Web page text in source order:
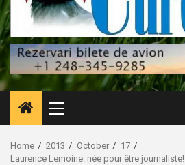
Primary
Menu
Home 2013 October
17
Laurence Lemoine: née pour être journaliste!